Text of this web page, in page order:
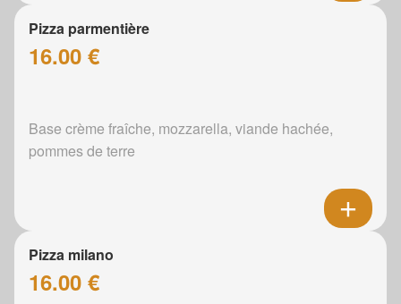
Pizza parmentière
16.00 €
Base crème fraîche, mozzarella, viande hachée,
pommes de terre
Pizza milano
16.00 €